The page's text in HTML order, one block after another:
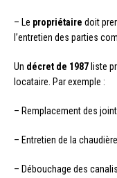
– Le propriétaire doit
l’entretien des parties
Un décret de 1987liste
locataire. Par exemple :
– Remplacement des
– Entretien de la chaudière
– Débouchage des